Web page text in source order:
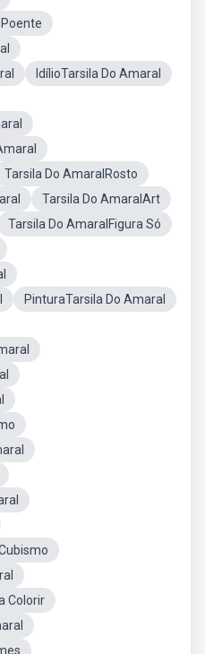
IdílioTarsila Do Amaral
Tarsila Do AmaralRosto
Tarsila Do AmaralArt
Tarsila Do AmaralFigura Só
PinturaTarsila Do Amaral
Colorir